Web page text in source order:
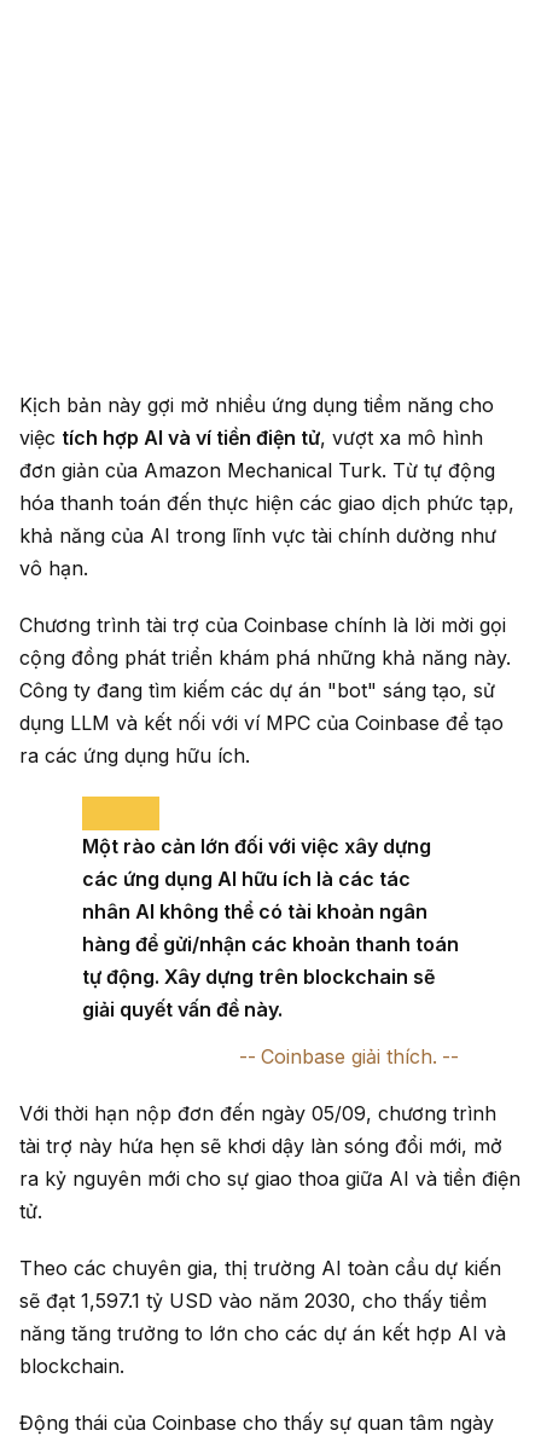
Kịch bản này gợi mở nhiều ứng dụng tiềm năng cho
việc tích hợp AI và ví tiền điện tử, vượt xa mô hình
đơn giản của Amazon Mechanical Turk. Từ tự động
hóa thanh toán đến thực hiện các giao dịch phức tạp,
khả năng của AI trong lĩnh vực tài chính dường như
vô hạn.
Chương trình tài trợ của Coinbase chính là lời mời gọi
cộng đồng phát triển khám phá những khả năng này.
Công ty đang tìm kiếm các dự án "bot" sáng tạo, sử
dụng LLM và kết nối với ví MPC của Coinbase để tạo
ra các ứng dụng hữu ích.
Một rào cản lớn đối với việc xây dựng
các ứng dụng AI hữu ích là các tác
nhân AI không thể có tài khoản ngân
hàng để gửi/nhận các khoản thanh toán
tự động. Xây dựng trên blockchain sẽ
giải quyết vấn đề này.
Coinbase giải thích.
Với thời hạn nộp đơn đến ngày 05/09, chương trình
tài trợ này hứa hẹn sẽ khơi dậy làn sóng đổi mới, mở
ra kỷ nguyên mới cho sự giao thoa giữa AI và tiền điện
tử.
Theo các chuyên gia, thị trường AI toàn cầu dự kiến
sẽ đạt 1,597.1 tỷ USD vào năm 2030, cho thấy tiềm
năng tăng trưởng to lớn cho các dự án kết hợp AI và
blockchain.
Động thái của Coinbase cho thấy sự quan tâm ngày